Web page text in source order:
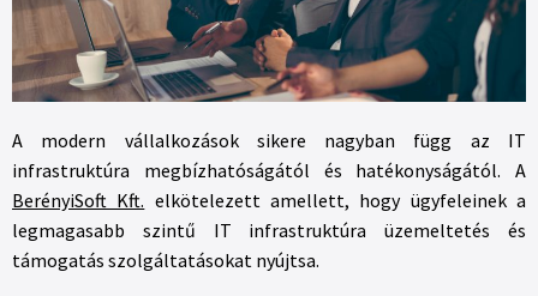
A modern vállalkozások sikere nagyban függ az IT
infrastruktúra megbízhatóságától és hatékonyságától. A
BerényiSoft Kft. elkötelezett amellett, hogy ügyfeleinek a
legmagasabb szintű IT infrastruktúra üzemeltetés és
támogatás szolgáltatásokat nyújtsa.